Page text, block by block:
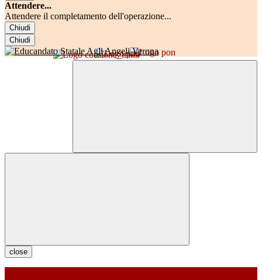
Attendere...
Attendere il completamento dell'operazione...
Chiudi
Chiudi
close